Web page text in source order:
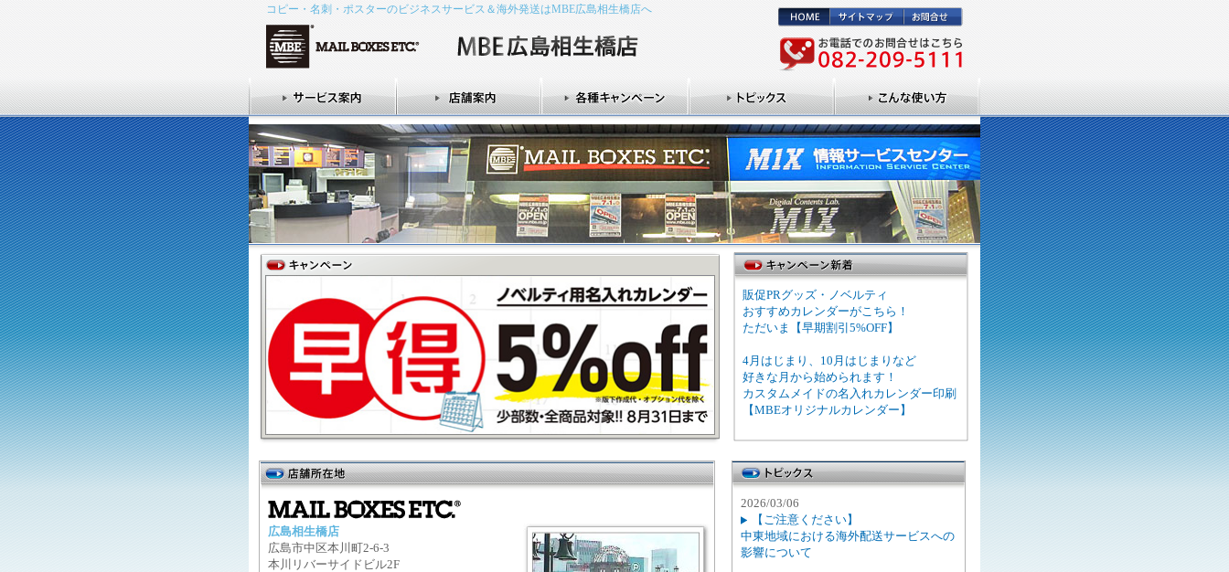
コピー・名刺・ポスターのビジネスサービス＆海外発送はMBE広島相生橋店へ
販促PRグッズ・ノベルティ
おすすめカレンダーがこちら！
ただいま【早期割引5%OFF】
4月はじまり、10月はじまりなど
好きな月から始められます！
カスタムメイドの名入れカレンダー印刷
【MBEオリジナルカレンダー】
広島相生橋店
広島市中区本川町2-6-3
本川リバーサイドビル2F
2026/03/06
【ご注意ください】
中東地域における海外配送サービスへの
影響について